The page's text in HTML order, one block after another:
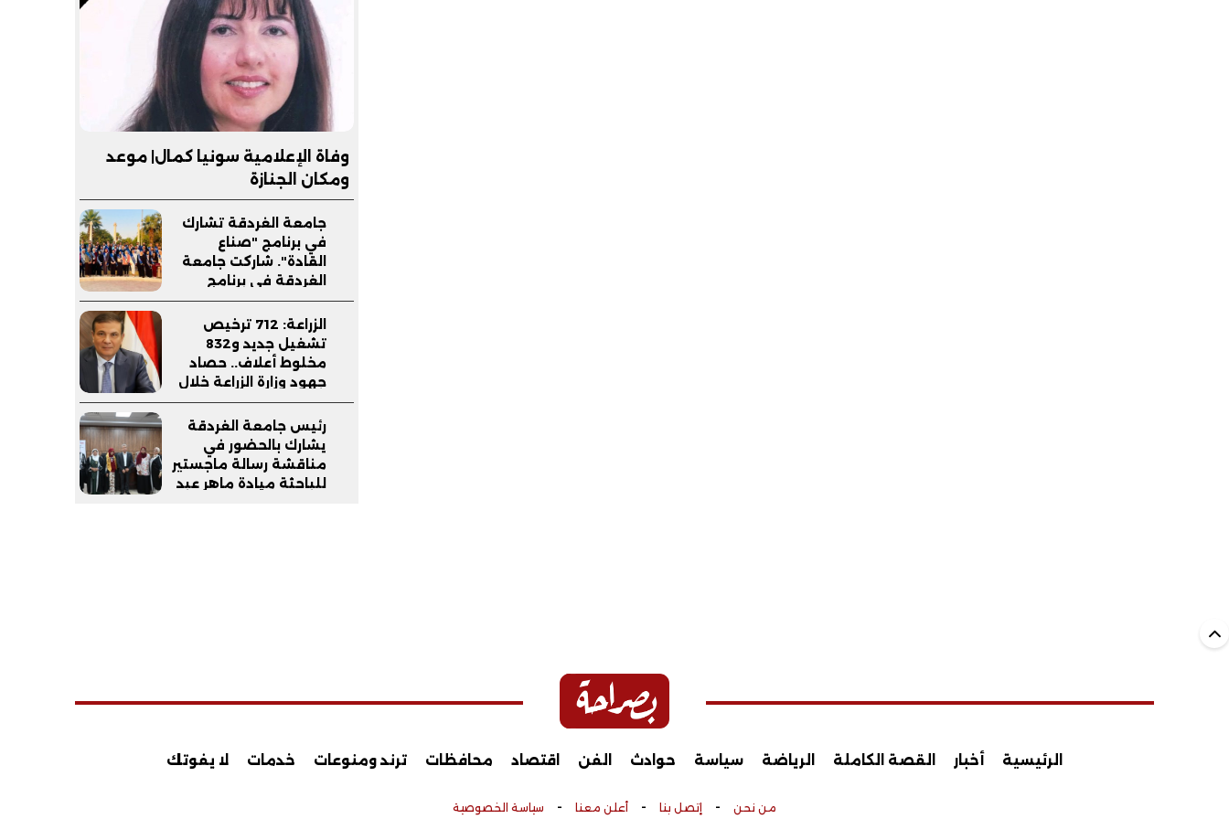
وفاة الإعلامية سونيا كمال| موعد
ومكان الجنازة
جامعة الغردقة تشارك
في برنامج "صناع
القادة". شاركت جامعة
الغردقة في برنامج
صناع القادة
الزراعة: 712 ترخيص
تشغيل جديد و832
مخلوط أعلاف.. حصاد
جهود وزارة الزراعة خلال
يوليو
رئيس جامعة الغردقة
يشارك بالحضور في
مناقشة رسالة ماجستير
للباحثة ميادة ماهر عبد
الرئيسية أخبار القصة الكاملة الرياضة سياسة حوادث الفن اقتصاد محافظات ترند ومنوعات خدمات لا يفوتك
من نحن - إتصل بنا - أعلن معنا - سياسة الخصوصية